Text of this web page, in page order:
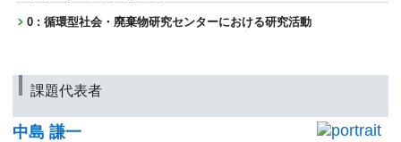
0 : 循環型社会・廃棄物研究センターにおける研究活動
課題代表者
中島 謙一